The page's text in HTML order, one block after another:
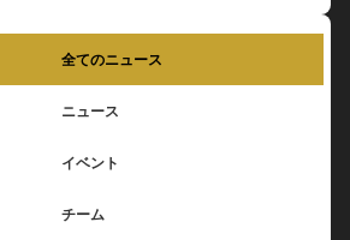
全てのニュース
ニュース
イベント
チーム